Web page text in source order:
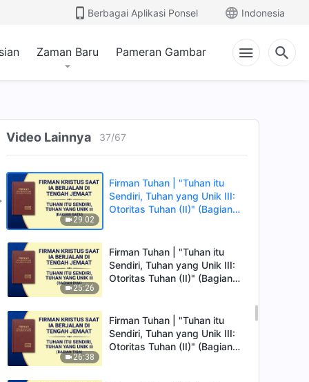
Berbagai Aplikasi Ponsel Indonesia
Zaman Baru Pameran Gambar
Video Lainnya 37/67
35:18
(Bagian Tiga)
Firman Tuhan | "Tuhan itu
Sendiri, Tuhan yang Unik II:
Watak Tuhan yang Benar"
(Bagian Kelima)
29:02
Firman Tuhan | "Tuhan itu
Sendiri, Tuhan yang Unik III:
Otoritas Tuhan (II)" (Bagian
25:26
Firman Tuhan | "Tuhan itu
Sendiri, Tuhan yang Unik III:
Otoritas Tuhan (II)" (Bagian
26:38
Firman Tuhan | "Tuhan itu
Sendiri, Tuhan yang Unik III:
Otoritas Tuhan (II)" (Bagian